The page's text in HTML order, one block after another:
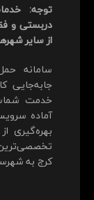
توجه:
دربستی و
از سایر
سامانه
جابه‌جایی
خدمت
آماده
بهره‌گیری
تخصصی‌ترین
کرج به